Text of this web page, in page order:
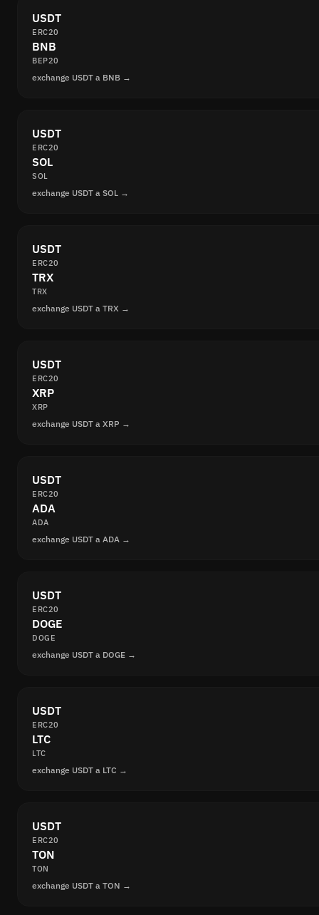
USDT
ERC20
BNB
BEP20
exchange USDT a BNB →
USDT
ERC20
SOL
SOL
exchange USDT a SOL →
USDT
ERC20
TRX
TRX
exchange USDT a TRX →
USDT
ERC20
XRP
XRP
exchange USDT a XRP →
USDT
ERC20
ADA
ADA
exchange USDT a ADA →
USDT
ERC20
DOGE
DOGE
exchange USDT a DOGE →
USDT
ERC20
LTC
LTC
exchange USDT a LTC →
USDT
ERC20
TON
TON
exchange USDT a TON →